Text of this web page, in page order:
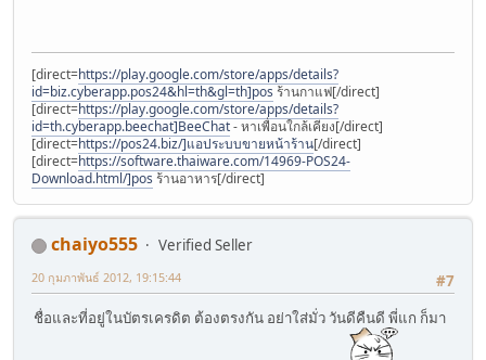
[direct=https://play.google.com/store/apps/details?
id=biz.cyberapp.pos24&hl=th&gl=th]pos ร้านกาแฟ[/direct]
[direct=https://play.google.com/store/apps/details?
id=th.cyberapp.beechat]BeeChat- หาเพื่อนใกล้เคียง[/direct]
[direct=https://pos24.biz/]แอประบบขายหน้าร้าน[/direct]
[direct=https://software.thaiware.com/14969-POS24-
Download.html/]pos ร้านอาหาร[/direct]
chaiyo555
Verified Seller
#7
20 กุมภาพันธ์ 2012, 19:15:44
ชื่อและที่อยู่ในบัตรเครดิต ต้องตรงกัน อย่าใส่มั่ว วันดีคืนดี พี่แก ก็มา